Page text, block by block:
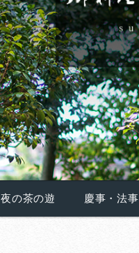
夜の茶の遊 慶事・法事